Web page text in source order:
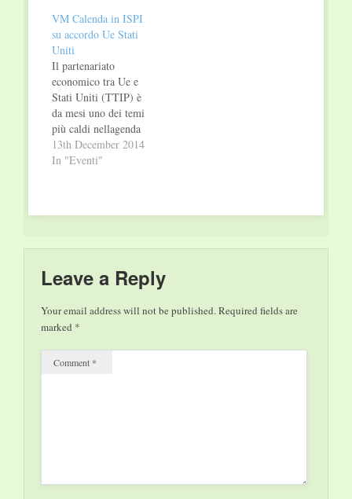
Milano). -------------
L’incontro è
organizzato in
occasione della
pubblicazione del
volume “Dopo
Gheddafi. Democrazia
e petrolio nella nuova
Libia” (Fazi Editore)
…
VM Calenda in ISPI
su accordo Ue Stati
Uniti
Il partenariato
economico tra Ue e
Stati Uniti (TTIP) è
da mesi uno dei temi
più caldi nellagenda
europea. Gli studi
ufficiali parlano di
civile. Appare dunque
urgente approfondire
13th December 2014
In "Eventi"
Leave a Reply
Your email address will not be published.Required fields are
marked *
Comment *